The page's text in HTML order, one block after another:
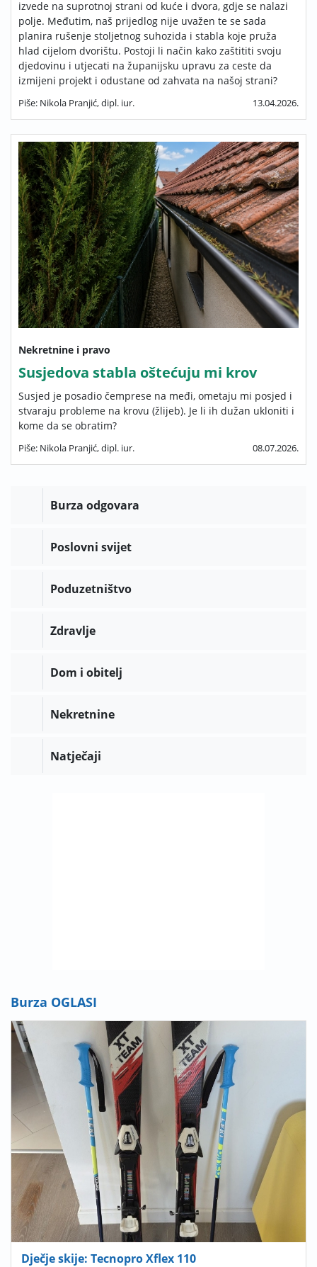
izvede na suprotnoj strani od kuće i dvora, gdje se nalazi
polje. Međutim, naš prijedlog nije uvažen te se sada
planira rušenje stoljetnog suhozida i stabla koje pruža
hlad cijelom dvorištu. Postoji li način kako zaštititi svoju
djedovinu i utjecati na županijsku upravu za ceste da
izmijeni projekt i odustane od zahvata na našoj strani?
Piše: Nikola Pranjić, dipl. iur. 13.04.2026.
Nekretnine i pravo
Susjedova stabla oštećuju mi krov
Susjed je posadio čemprese na međi, ometaju mi posjed i
stvaraju probleme na krovu (žlijeb). Je li ih dužan ukloniti i
kome da se obratim?
Piše: Nikola Pranjić, dipl. iur. 08.07.2026.
Burza odgovara
Poslovni svijet
Poduzetništvo
Zdravlje
Dom i obitelj
Nekretnine
Natječaji
Burza OGLASI
Dječje skije: Tecnopro Xflex 110